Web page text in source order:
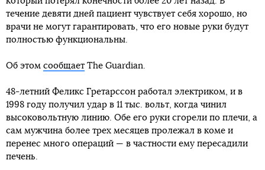
течение девяти дней пациент чувствует себя хорошо, но
врачи не могут гарантировать, что его новые руки будут
полностью функциональны.
Об этом сообщает The Guardian.
48-летний Феликс Гретарссон работал электриком, и в
1998 году получил удар в 11 тыс. вольт, когда чинил
высоковольтную линию. Обе его руки сгорели по плечи, а
сам мужчина более трех месяцев пролежал в коме и
перенес много операций — в частности ему пересадили
печень.